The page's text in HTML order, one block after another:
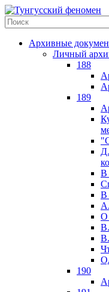
Архивные
Личный
188
189
В
В
О
190